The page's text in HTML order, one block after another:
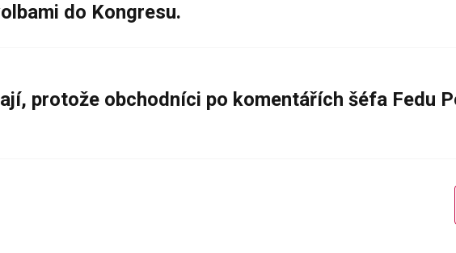
do Kongresu.
protože obchodníci po komentářích šéfa Fedu